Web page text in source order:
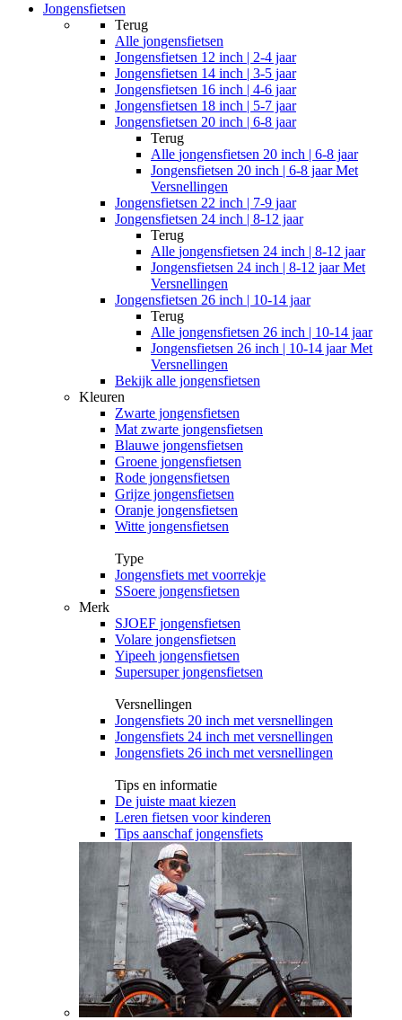
Jongensfietsen
Terug
Alle jongensfietsen
Jongensfietsen 12 inch | 2-4 jaar
Jongensfietsen 14 inch | 3-5 jaar
Jongensfietsen 16 inch | 4-6 jaar
Jongensfietsen 18 inch | 5-7 jaar
Jongensfietsen 20 inch | 6-8 jaar
Terug
Alle jongensfietsen 20 inch | 6-8 jaar
Jongensfietsen 20 inch | 6-8 jaar Met
Versnellingen
Jongensfietsen 22 inch | 7-9 jaar
Jongensfietsen 24 inch | 8-12 jaar
Terug
Alle jongensfietsen 24 inch | 8-12 jaar
Jongensfietsen 24 inch | 8-12 jaar Met
Versnellingen
Jongensfietsen 26 inch | 10-14 jaar
Terug
Alle jongensfietsen 26 inch | 10-14 jaar
Jongensfietsen 26 inch | 10-14 jaar Met
Versnellingen
Bekijk alle jongensfietsen
Kleuren
Zwarte jongensfietsen
Mat zwarte jongensfietsen
Blauwe jongensfietsen
Groene jongensfietsen
Rode jongensfietsen
Grijze jongensfietsen
Oranje jongensfietsen
Witte jongensfietsen
Type
Jongensfiets met voorrekje
SSoere jongensfietsen
Merk
SJOEF jongensfietsen
Volare jongensfietsen
Yipeeh jongensfietsen
Supersuper jongensfietsen
Versnellingen
Jongensfiets 20 inch met versnellingen
Jongensfiets 24 inch met versnellingen
Jongensfiets 26 inch met versnellingen
Tips en informatie
De juiste maat kiezen
Leren fietsen voor kinderen
Tips aanschaf jongensfiets